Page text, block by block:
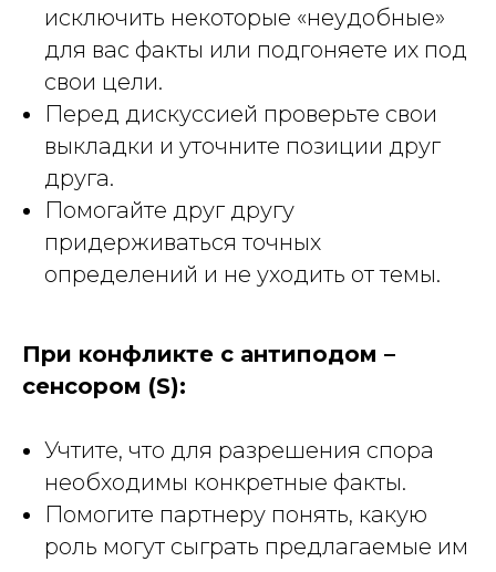
исключить некоторые «неудобные»
для вас факты или подгоняете их под
свои цели.
Перед дискуссией проверьте свои
выкладки и уточните позиции друг
друга.
Помогайте друг другу
придерживаться точных
определений и не уходить от темы.
При конфликте с антиподом –
сенсором (S):
Учтите, что для разрешения спора
необходимы конкретные факты.
Помогите партнеру понять, какую
роль могут сыграть предлагаемые им